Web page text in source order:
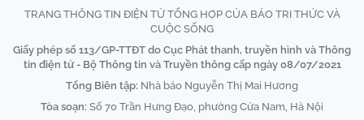
TRANG THÔNG TIN ĐIỆN TỬ TỔNG HỢP CỦA BÁO TRI THỨC VÀ
CUỘC SỐNG
Giấy phép số 113/GP-TTĐT do Cục Phát thanh, truyền hình và Thông
tin điện tử - Bộ Thông tin và Truyền thông cấp ngày 08/07/2021
Tổng Biên tập: Nhà báo Nguyễn Thị Mai Hương
Tòa soạn: Số 70 Trần Hưng Đạo, phường Cửa Nam, Hà Nội